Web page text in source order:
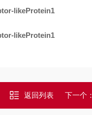
likeProtein1
likeProtein1
返回列表 下一个：